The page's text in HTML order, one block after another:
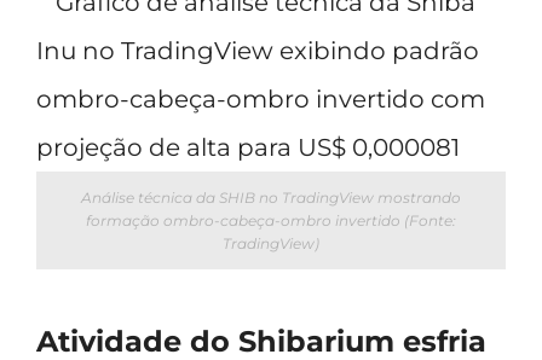
Análise técnica da SHIB no TradingView mostrando
formação ombro-cabeça-ombro invertido (Fonte:
TradingView)
Atividade do Shibarium esfria